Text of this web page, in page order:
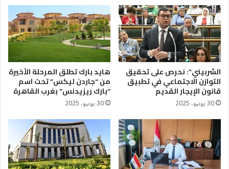
الشربيني”: نحرص على تحقيق
التوازن الاجتماعي في تطبيق
قانون الإيجار القديم
30 يونيو، 2025
هايد بارك تطلق المرحلة الأخيرة
من “جاردن ليكس” تحت اسم
“بارك ريزيدنس” بغرب القاهرة
30 يونيو، 2025